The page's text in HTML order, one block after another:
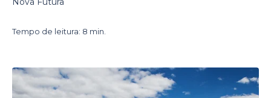
Tempo de leitura: 8 min.